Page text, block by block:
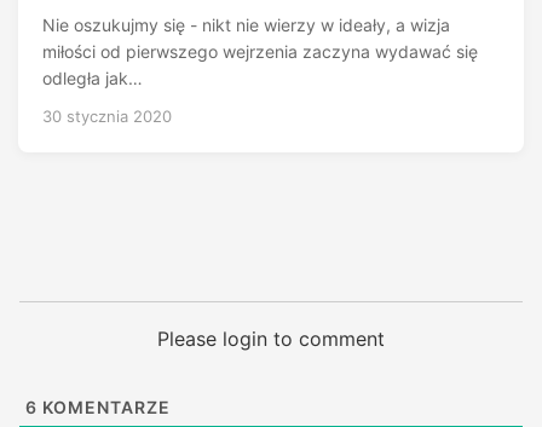
Nie oszukujmy się - nikt nie wierzy w ideały, a wizja
miłości od pierwszego wejrzenia zaczyna wydawać się
odległa jak…
30 stycznia 2020
Please login to comment
6 KOMENTARZE